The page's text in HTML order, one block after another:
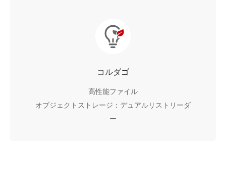
コルダゴ
高性能ファイル
オブジェクトストレージ：デュアルリストリーダ
ー